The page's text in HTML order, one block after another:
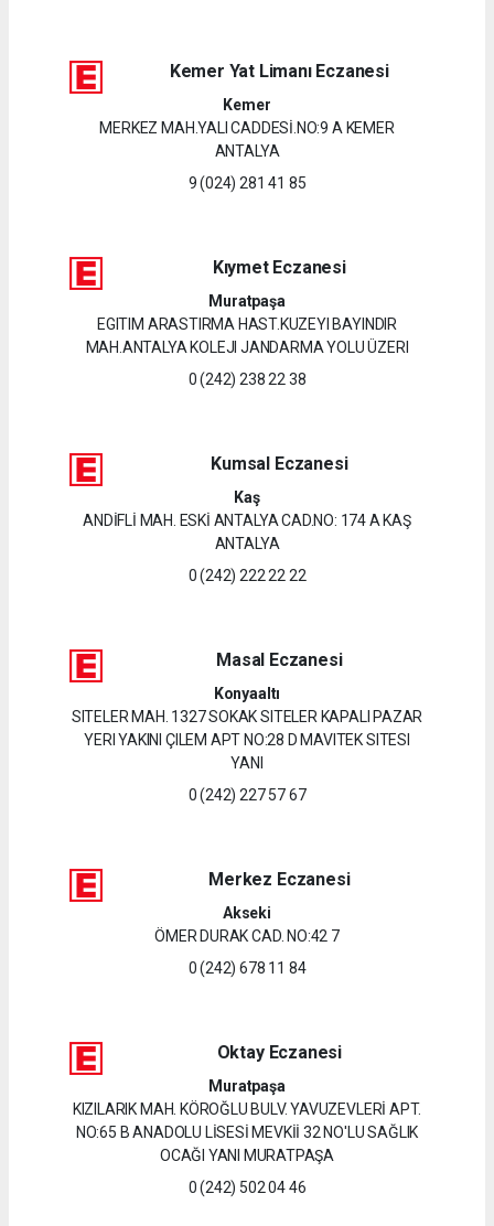
Kemer Yat Limanı Eczanesi
Kemer
MERKEZ MAH.YALI CADDESİ.NO:9 A KEMER
ANTALYA
9 (024) 281 41 85
Kıymet Eczanesi
Muratpaşa
EGITIM ARASTIRMA HAST.KUZEYI BAYINDIR
MAH.ANTALYA KOLEJI JANDARMA YOLU ÜZERI
0 (242) 238 22 38
Kumsal Eczanesi
Kaş
ANDİFLİ MAH. ESKİ ANTALYA CAD.NO: 174 A KAŞ
ANTALYA
0 (242) 222 22 22
Masal Eczanesi
Konyaaltı
SITELER MAH. 1327 SOKAK SITELER KAPALI PAZAR
YERI YAKINI ÇILEM APT NO:28 D MAVITEK SITESI
YANI
0 (242) 227 57 67
Merkez Eczanesi
Akseki
ÖMER DURAK CAD. NO:42 7
0 (242) 678 11 84
Oktay Eczanesi
Muratpaşa
KIZILARIK MAH. KÖROĞLU BULV. YAVUZEVLERİ APT.
NO:65 B ANADOLU LİSESİ MEVKİİ 32 NO'LU SAĞLIK
OCAĞI YANI MURATPAŞA
0 (242) 502 04 46